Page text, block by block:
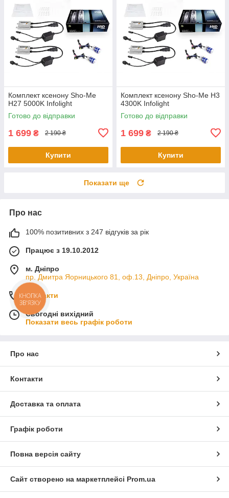
Комплект ксенону Sho-Me
H27 5000K Infolight
Готово до відправки
1 699 ₴ 2 190 ₴
Купити
Комплект ксенону Sho-Me H3
4300K Infolight
Готово до відправки
1 699 ₴ 2 190 ₴
Купити
Показати ще
Про нас
100% позитивних з 247 відгуків за рік
Працює з 19.10.2012
м. Дніпро
пр. Дмитра Яорницького 81, оф.13, Дніпро, Україна
Контакти
Сьогодні вихідний
Показати весь графік роботи
Про нас
Контакти
Доставка та оплата
Графік роботи
Повна версія сайту
Сайт створено на маркетплейсі Prom.ua
КНОПКА
ЗВ'ЯЗКУ